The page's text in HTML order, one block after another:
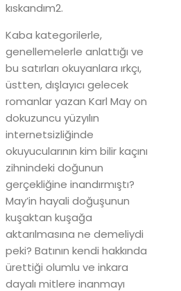
kıskandım2.
Kaba kategorilerle,
genellemelerle anlattığı ve
bu satırları okuyanlara ırkçı,
üstten, dışlayıcı gelecek
romanlar yazan Karl May on
dokuzuncu yüzyılın
internetsizliğinde
okuyucularının kim bilir kaçını
zihnindeki doğunun
gerçekliğine inandırmıştı?
May’in hayali doğuşunun
kuşaktan kuşağa
aktarılmasına ne demeliydi
peki? Batının kendi hakkında
ürettiği olumlu ve inkara
dayalı mitlere inanmayı